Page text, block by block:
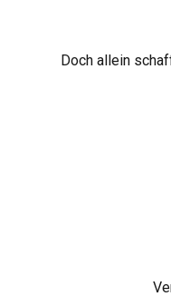
Doch allein